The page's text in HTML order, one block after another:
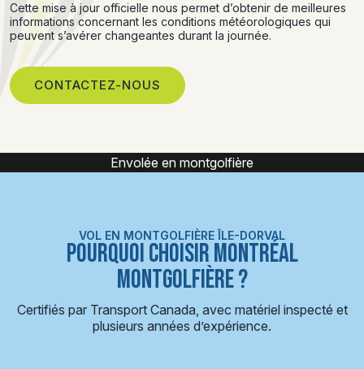
Cette mise à jour officielle nous permet d’obtenir de meilleures
informations concernant les conditions météorologiques qui
peuvent s’avérer changeantes durant la journée.
CONTACTEZ-NOUS
Expérience montgolfière
VOL EN MONTGOLFIÈRE ÎLE-DORVAL
POURQUOI CHOISIR MONTRÉAL
MONTGOLFIÈRE ?
Certifiés par Transport Canada, avec matériel inspecté et
plusieurs années d’expérience.